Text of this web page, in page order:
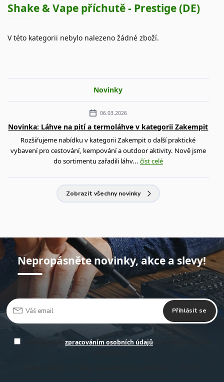
Shake & Vape příchutě - Prestige (DE)
V této kategorii nebylo nalezeno žádné zboží.
Novinky
06.03.2026
Novinka: Láhve na pití a termoláhve v kategorii Zakempit
Rozšiřujeme nabídku v kategorii Zakempit o další praktické
vybavení pro cestování, kempování a outdoor aktivity. Nově jsme
do sortimentu zařadili láhv... číst celé
Zobrazit všechny novinky
Nepropásněte novinky, akce a slevy!
Přihlásit se
zpracováním osobních údajů